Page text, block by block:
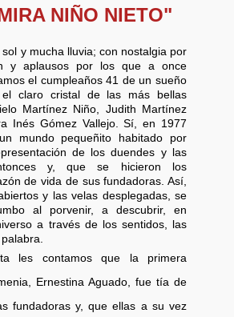
NIÑO NIETO"
y mucha lluvia; con nostalgia por
y aplausos por los que a once
el cumpleaños 41 de un sueño
claro cristal de las más bellas
Martínez Niño, Judith Martínez
Inés Gómez Vallejo. Sí, en 1977
mundo pequeñito habitado por
de los duendes y las
y, que se hicieron los
de vida de sus fundadoras. Así,
y las velas desplegadas, se
al porvenir, a descubrir, en
a través de los sentidos, las
les contamos que la primera
Ernestina Aguado, fue tía de
fundadoras y, que ellas a su vez